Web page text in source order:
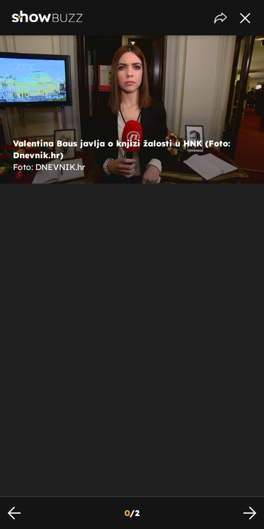
Valentina Baus javlja o knjizi žalosti u HNK (Foto:
Dnevnik.hr)
Foto: DNEVNIK.hr
0/2